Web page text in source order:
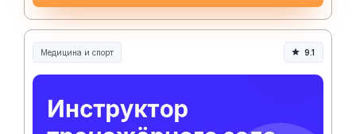
Медицина и спорт
Медицина, спорт и здоровье
9.1